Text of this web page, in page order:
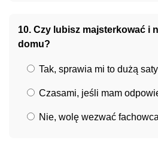
10. Czy lubisz majsterkować i
domu?
Tak, sprawia mi to dużą
Czasami, jeśli mam
Nie, wolę wezwać